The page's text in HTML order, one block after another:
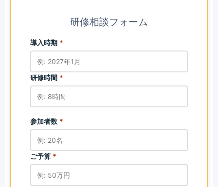
研修相談フォーム
導入時期 *
研修時間 *
参加者数 *
ご予算 *